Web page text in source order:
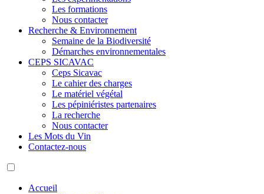
Les formations
Nous contacter
Recherche & Environnement
Semaine de la Biodiversité
Démarches environnementales
CEPS SICAVAC
Ceps Sicavac
Le cahier des charges
Le matériel végétal
Les pépiniéristes partenaires
La recherche
Nous contacter
Les Mots du Vin
Contactez-nous
Accueil